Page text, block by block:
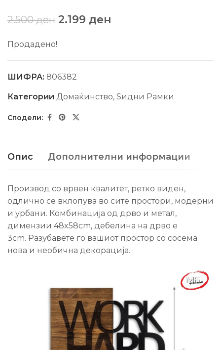
2.500ден 2.199 ден
Продадено!
ШИФРА: 806382
Категории Домаќинство, Ѕидни Рамки
Опис Дополнителни информации
Производ со врвен квалитет, ретко виден,
одлично се вклопува во сите простори, модерни
и урбани. Комбинација од дрво и метал,
димензии 48x58cm, дебелина на дрво е
3cm. Разубавете го вашиот простор со сосема
нова и необична декорација.